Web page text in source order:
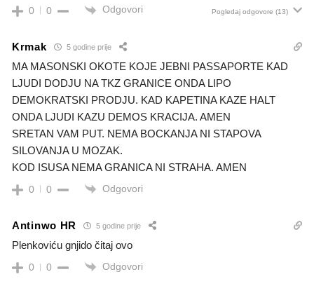
0 0 Odgovori Pogledaj odgovore (13)
Krmak 5 godine prije
MA MASONSKI OKOTE KOJE JEBNI PASSAPORTE KAD
LJUDI DODJU NA TKZ GRANICE ONDA LIPO
DEMOKRATSKI PRODJU. KAD KAPETINA KAZE HALT
ONDA LJUDI KAZU DEMOS KRACIJA. AMEN
SRETAN VAM PUT. NEMA BOCKANJA NI STAPOVA
SILOVANJA U MOZAK.
KOD ISUSA NEMA GRANICA NI STRAHA. AMEN
0 0 Odgovori
Antinwo HR 5 godine prije
Plenkoviću gnjido čitaj ovo
0 0 Odgovori